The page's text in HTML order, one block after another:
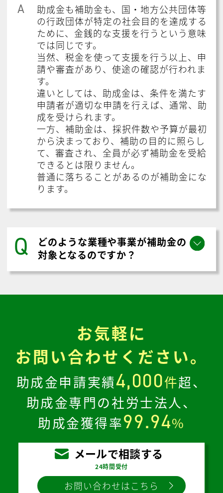
A
助成金も補助金も、国・地方公共団体等
の行政団体が特定の社会目的を達成する
ために、金銭的な支援を行うという意味
では同じです。
当然、税金を使って支援を行う以上、申
請や審査があり、使途の確認が行われま
す。
違いとしては、助成金は、条件を満たす
申請者が適切な申請を行えば、通常、助
成を受けられます。
一方、補助金は、採択件数や予算が最初
から決まっており、補助の目的に照らし
て、審査され、全員が必ず補助金を受給
できるとは限りません。
普通に落ちることがあるのが補助金にな
ります。
Q
どのような業種や事業が補助金の
対象となるのですか？
お気軽に
お問い合わせください。
助成金申請実績4,000件超、
助成金専門の社労士法人、
助成金獲得率99.94%
メールで相談する
24時間受付
お問い合わせはこちら